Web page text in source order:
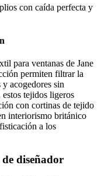
para ventanas de Jane
permiten filtrar la
acogedores sin
tejidos ligeros
con cortinas de tejido
interiorismo británico
a los
diseñador